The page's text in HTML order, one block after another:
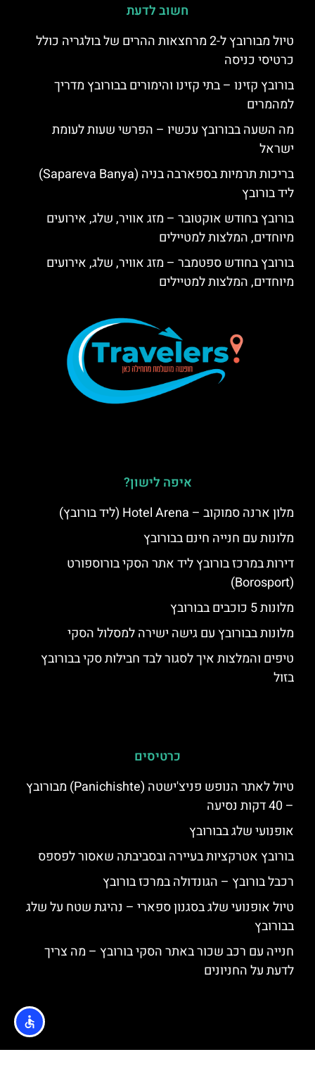
חשוב לדעת
טיול מבורובץ ל-2 מרחצאות ההרים של בולגריה כולל
כרטיסי כניסה
בורובץ קזינו – בתי קזינו והימורים בבורובץ מדריך
למהמרים
מה השעה בבורובץ עכשיו – הפרשי שעות לעומת
ישראל
בריכות תרמיות בספארבה בניה (Sapareva Banya)
ליד בורובץ
בורובץ בחודש אוקטובר – מזג אוויר, שלג, אירועים
מיוחדים, המלצות למטיילים
בורובץ בחודש ספטמבר – מזג אוויר, שלג, אירועים
מיוחדים, המלצות למטיילים
איפה לישון?
מלון ארנה סמוקוב – Hotel Arena (ליד בורובץ)
מלונות עם חנייה חינם בבורובץ
דירות במרכז בורובץ ליד אתר הסקי בורוספורט
(Borosport)
מלונות 5 כוכבים בבורובץ
מלונות בבורובץ עם גישה ישירה למסלול הסקי
טיפים והמלצות איך לסגור לבד חבילות סקי בבורובץ
בזול
כרטיסים
טיול לאתר הנופש פניצ'ישטה (Panichishte) מבורובץ
– 40 דקות נסיעה
אופנועי שלג בבורובץ
בורובץ אטרקציות בעיירה ובסביבתה שאסור לפספס
רכבל בורובץ – הגונדולה במרכז בורובץ
טיול אופנועי שלג בסגנון ספארי – נהיגת שטח על שלג
בבורובץ
חנייה עם רכב שכור באתר הסקי בורובץ – מה צריך
לדעת על החניונים